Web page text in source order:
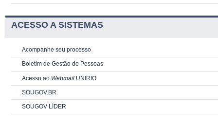
ACESSO A SISTEMAS
Acompanhe seu processo
Boletim de Gestão de Pessoas
Acesso ao Webmail UNIRIO
SOUGOV.BR
SOUGOV LÍDER